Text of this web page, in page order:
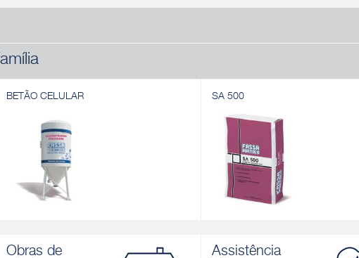
BETÃO CELULAR
Betonilha aligeirada de base cimentícia
SA 500
Betonilha auto-nivelante à base de
Obras de
Assistência